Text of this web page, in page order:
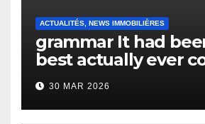
ACTUALITÉS, NEWS IMMOBILIÈRES
grammar It had
best actually ever
to it’s the top
English Vocabulary
Heap Change
30 MAR 2026